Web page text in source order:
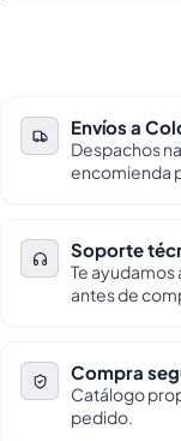
Envíos a
Despachos
encomienda
Soporte
Te
antes de
Compra
Catálogo
pedido.